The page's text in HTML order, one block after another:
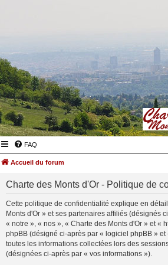
FAQ
Accueil du forum
Charte des Monts d'Or - Politique de
Cette politique de confidentialité explique en
Monts d'Or » et ses partenaires affiliés (désignés
« notre », « nos », « Charte des Monts d'Or » et «
phpBB (désigné ci-après par « logiciel phpBB »
toutes les informations collectées lors des
(désignées ci-après par « vos informations »).